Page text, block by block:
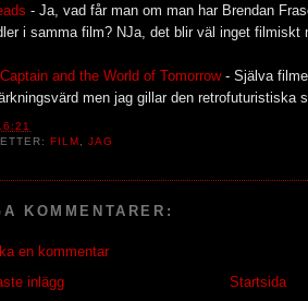
- Ja, vad får man om man har Brendan
i samma film? NJa, det blir väl inget filmiskt
and the World of Tomorrow- Själva
men jag gillar den retrofuturistiska
FILM ,JAG
KOMMENTARER:
en kommentar
inlägg
Startsida